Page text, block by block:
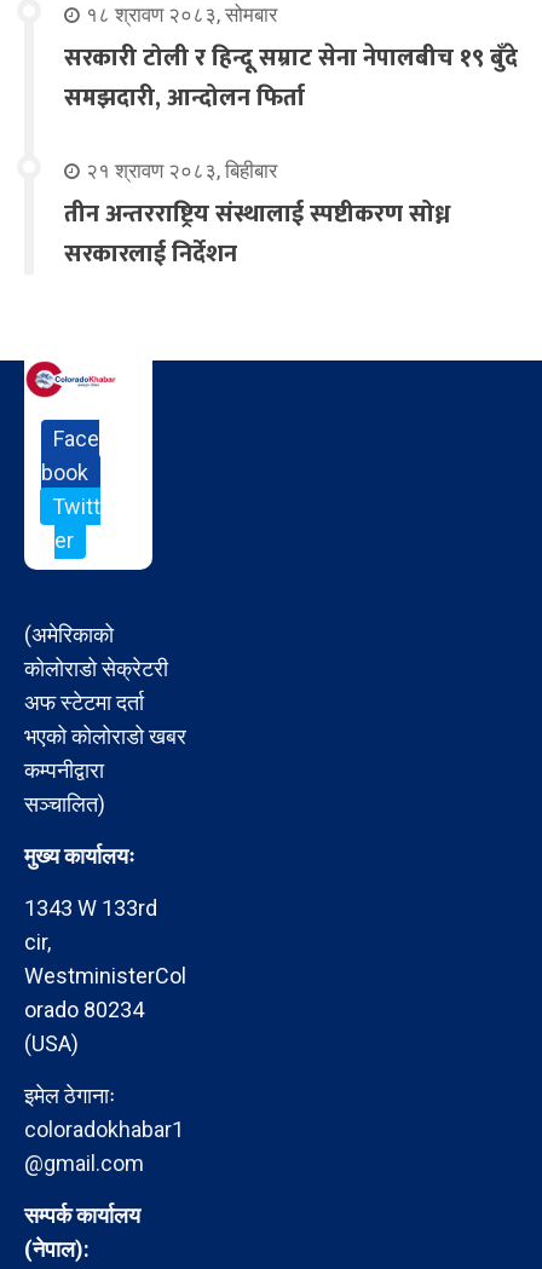
१८ श्रावण २०८३, सोमबार
सरकारी टोली र हिन्दू सम्राट सेना नेपालबीच १९ बुँदे
समझदारी, आन्दोलन फिर्ता
२१ श्रावण २०८३, बिहीबार
तीन अन्तरराष्ट्रिय संस्थालाई स्पष्टीकरण सोध्न
सरकारलाई निर्देशन
Face
book
Twitt
er
(अमेरिकाको
कोलोराडो सेक्रेटरी
अफ स्टेटमा दर्ता
भएको कोलोराडो खबर
कम्पनीद्वारा
सञ्चालित)
मुख्य कार्यालयः
1343 W 133rd
cir,
WestministerCol
orado 80234
(USA)
इमेल ठेगानाः
coloradokhabar1
@gmail.com
सम्पर्क कार्यालय
(नेपाल):